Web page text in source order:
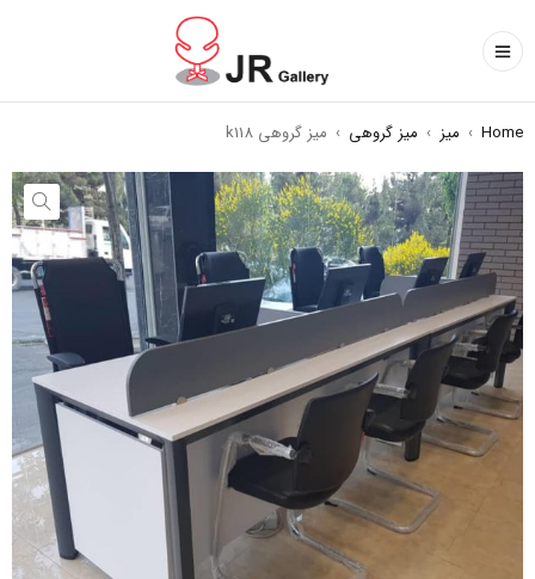
Home
› میز › میز گروهی › میز گروهی k118